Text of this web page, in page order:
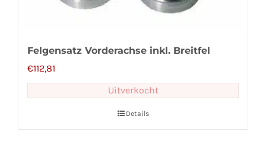
Felgensatz Vorderachse inkl. Breitfel
€112,81
Uitverkocht
Details